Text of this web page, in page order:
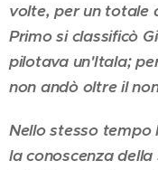
volte, per un totale
Primo si classificò
pilotava un'Itala;
non andò oltre il
Nello stesso
la conoscenza